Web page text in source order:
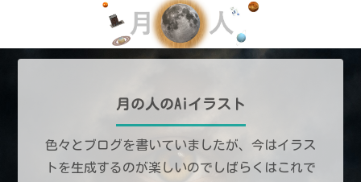
月の人のAiイラスト
色々とブログを書いていましたが、今はイラス
トを生成するのが楽しいのでしばらくはこれで